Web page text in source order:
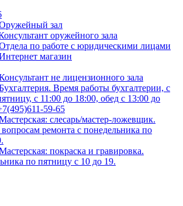
зал
оружейного зала
по работе с юридическими лицами
магазин
не лицензионного зала
Время работы бухгалтерии, с
с 11:00 до 18:00, обед с 13:00 до
59-65
слесарь/мастер-ложевщик.
ремонта с понедельника по
покраска и гравировка.
по пятницу с 10 до 19.